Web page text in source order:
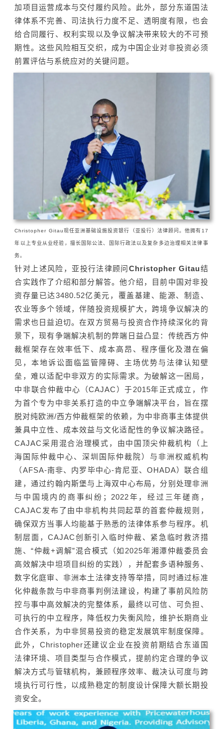
加项目运营成本与交付履约风险。此外，部分东道国法
律体系不完善、司法执行力度不足、透明度有限，也会
给合同履行、权利实现以及争议解决带来较大的不可预
期性。这些风险相互交织，成为中国企业对非投资必须
前置评估与系统应对的关键问题。
Christopher Gitau现任亚洲基础设施投资银行（亚投行）法律顾问。他拥有17
年以上专业从业经验，擅长国际公法、国际行政法以及复杂多边治理相关法律事
务。
针对上述风险，亚投行法律顾问 Christopher Gitau结
合实践作了介绍和部分解答。他介绍，目前中国对非投
资存量已达3480.52亿美元，覆盖基建、能源、制造、
农业等多个领域，伴随投资规模扩大，跨境争议解决的
需求也日益迫切。在双方贸易与投资合作持续深化的背
景下，现有争端解决机制的弊端日益凸显：传统西方仲
裁框架存在效率低下、成本高昂、程序僵化及潜在偏
见，本地诉讼面临监管障碍、主场优势与法律认知壁
垒，难以适配中非双方的实际需求。为破解这一困局，
中非联合仲裁中心（CAJAC）于2015年正式成立，作
为首个专为中非关系打造的中立争端解决平台，旨在摆
脱对纯欧洲/西方仲裁框架的依赖，为中非商事主体提供
兼具中立性、成本效益与文化适配性的争议解决路径。
CAJAC采用混合治理模式，由中国顶尖仲裁机构（上
海国际仲裁中心、深圳国际仲裁院）与非洲权威机构
（AFSA-南非、内罗毕中心-肯尼亚、OHADA）联合组
建，通过约翰内斯堡与上海双中心布局，分别处理非洲
与中国境内的商事纠纷；2022年，经过三年磋商，
CAJAC发布了由中非机构共同起草的首套仲裁规则，
确保双方当事人均能基于熟悉的法律体系参与程序。机
制层面，CAJAC创新引入临时仲裁、紧急临时救济措
施、“仲裁+调解”混合模式（如2025年湘潭仲裁委员会
高效解决中坦项目纠纷的实践），并配套多语种服务、
数字化庭审、非洲本土法律支持等举措，同时通过标准
化仲裁条款与中非商事判例法建设，构建了事前风险防
控与事中高效解决的完整体系，最终以可信、可负担、
可执行的中立程序，降低权力失衡风险，维护长期商业
合作关系，为中非贸易投资的稳定发展筑牢制度保障。
此外，Christopher还建议企业在投资前期结合东道国
法律环境、项目类型与合作模式，提前约定合理的争议
解决方式与管辖机构，兼顾程序效率、裁决认可度与跨
境执行可行性，以成熟稳定的制度设计保障大额长期投
资安全。